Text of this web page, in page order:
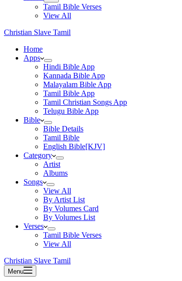
Tamil Bible Verses
View All
Christian Slave Tamil
Home
Apps
Hindi Bible App
Kannada Bible App
Malayalam Bible App
Tamil Bible App
Tamil Christian Songs App
Telugu Bible App
Bible
Bible Details
Tamil Bible
English Bible[KJV]
Category
Artist
Albums
Songs
View All
By Artist List
By Volumes Card
By Volumes List
Verses
Tamil Bible Verses
View All
Christian Slave Tamil
Menu